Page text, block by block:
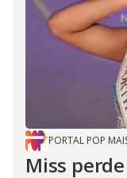
PORTAL POP
Miss